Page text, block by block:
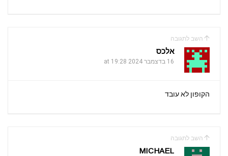
השב לתגובה
אלכס
16 בדצמבר 2024 at 19:28
הקופון לא עובד
השב לתגובה
MICHAEL